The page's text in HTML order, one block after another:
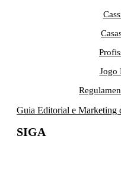
Jogo
Guia Editorial e Marketing
SIGA